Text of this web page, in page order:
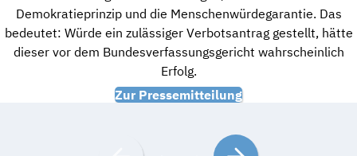
Demokratieprinzip und die Menschenwürdegarantie. Das
bedeutet: Würde ein zulässiger Verbotsantrag gestellt, hätte
dieser vor dem Bundesverfassungsgericht wahrscheinlich
Erfolg.
Zur Pressemitteilung